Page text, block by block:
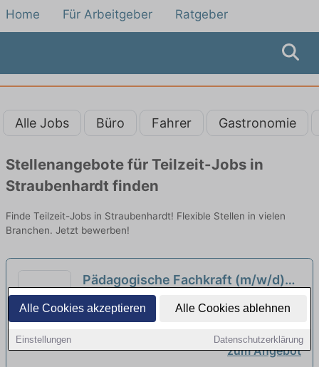
Alle Cookies akzeptieren Alle Cookies ablehnen
Einstellungen Datenschutzerklärung
Home Für Arbeitgeber Ratgeber
Alle Jobs Büro Fahrer Gastronomie
Stellenangebote für Teilzeit-Jobs in
Straubenhardt finden
Finde Teilzeit-Jobs in Straubenhardt! Flexible Stellen in vielen
Branchen. Jetzt bewerben!
Pädagogische Fachkraft (m/w/d)
Ab sofort in Voll- oder Teilzeit in
Bad-Wildbad
Evang. Kirchengemeinde Obere Enz | Bad
Wildbad - Wildbad
zum Angebot